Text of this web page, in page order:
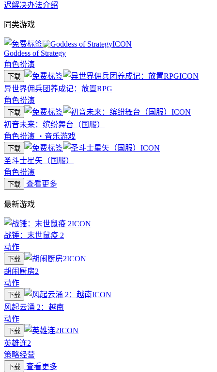
迟解决办法介绍
同类游戏
Goddess of Strategy
角色扮演
下载
异世界佣兵团养成记：放置RPG
角色扮演
下载
初音未来：缤纷舞台（国服）
角色扮演
・ 音乐游戏
下载
圣斗士星矢（国服）
角色扮演
下载 查看更多
最新游戏
战锤：末世鼠疫 2
动作
下载
胡闹厨房2
动作
下载
风起云涌 2：越南
动作
下载
英雄连2
策略经营
下载 查看更多